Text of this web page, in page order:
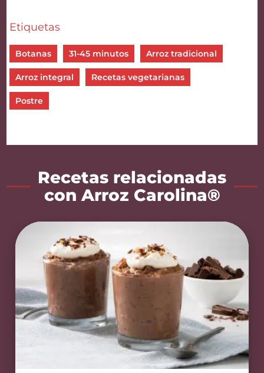
Etiquetas
Botanas 31-45 minutos Arroz tradicional
Arroz integral Recetas vegetarianas
Postre
Recetas relacionadas
con Arroz Carolina®